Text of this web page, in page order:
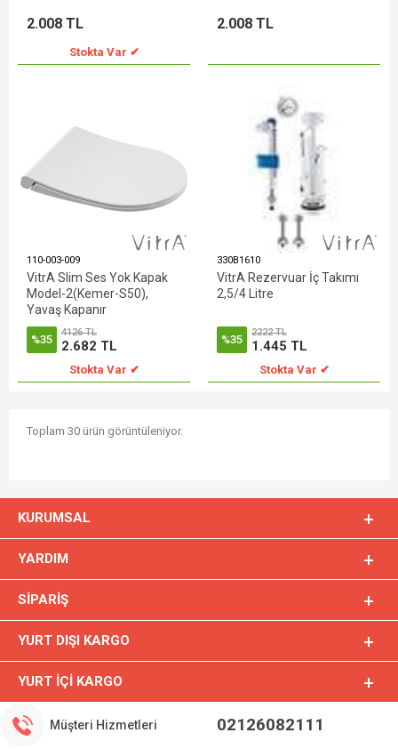
2.008 TL
Stokta Var ✔
2.008 TL
110-003-009
VitrA Slim Ses Yok Kapak
Model-2(Kemer-S50),
Yavaş Kapanır
%35
4126 TL
2.682 TL
Stokta Var ✔
330B1610
VitrA Rezervuar İç Takımı
2,5/4 Litre
%35
2222 TL
1.445 TL
Stokta Var ✔
Toplam 30 ürün görüntüleniyor.
KURUMSAL
YARDIM
SIPARIŞ
YURT DIŞI KARGO
YURT İÇI KARGO
Müşteri Hizmetleri 02126082111